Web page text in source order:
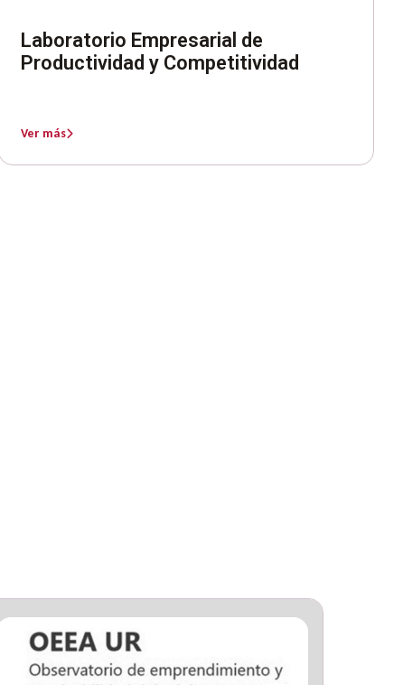
Laboratorio Empresarial de
Productividad y Competitividad
Ver más